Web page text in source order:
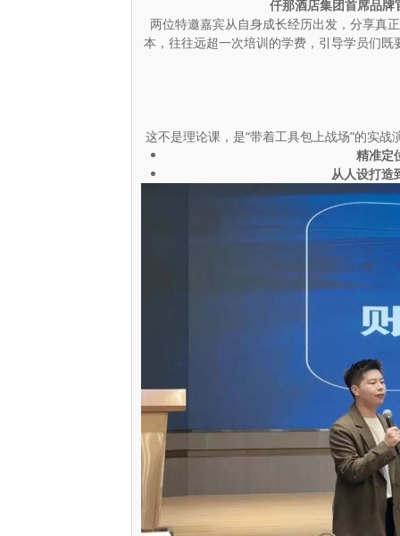
仟那酒店集团首席品
两位特邀嘉宾从自身成长经历出发，分享真
本，往往远超一次培训的学费，引导学员们
这不是理论课，是“带着工具包上战场”的实
精准定
从人设打造